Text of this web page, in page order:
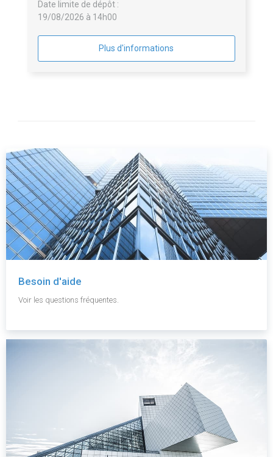
Date limite de dépôt :
19/08/2026 à 14h00
Plus d'informations
Besoin d'aide
Voir les questions fréquentes.